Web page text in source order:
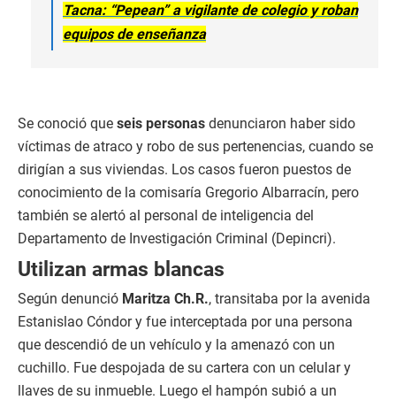
Tacna: “Pepean” a vigilante de colegio y roban
equipos de enseñanza
Se conoció que seis personas denunciaron haber sido
víctimas de atraco y robo de sus pertenencias, cuando se
dirigían a sus viviendas. Los casos fueron puestos de
conocimiento de la comisaría Gregorio Albarracín, pero
también se alertó al personal de inteligencia del
Departamento de Investigación Criminal (Depincri).
Utilizan armas blancas
Según denunció Maritza Ch.R., transitaba por la avenida
Estanislao Cóndor y fue interceptada por una persona
que descendió de un vehículo y la amenazó con un
cuchillo. Fue despojada de su cartera con un celular y
llaves de su inmueble. Luego el hampón subió a un